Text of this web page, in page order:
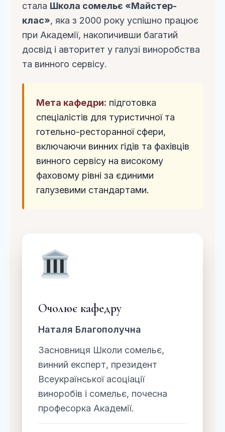
стала Школа сомельє «Майстер-
клас», яка з 2000 року успішно працює
при Академії, накопичивши багатий
досвід і авторитет у галузі виноробства
та винного сервісу.
Мета кафедри: підготовка
спеціалістів для туристичної та
готельно-ресторанної сфери,
включаючи винних гідів та фахівців
винного сервісу на високому
фаховому рівні за єдиними
галузевими стандартами.
Очолює кафедру
Наталя Благополучна
Засновниця Школи сомельє,
винний експерт, президент
Всеукраїнської асоціації
виноробів і сомельє, почесна
професорка Академії.